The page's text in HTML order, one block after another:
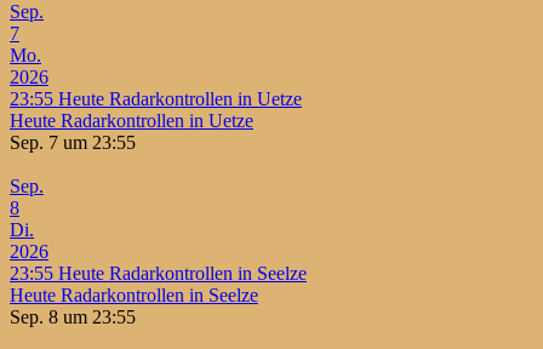
Sep.
7
Mo.
2026
23:55 Heute Radarkontrollen in Uetze
Heute Radarkontrollen in Uetze
Sep. 7 um 23:55
Sep.
8
Di.
2026
23:55 Heute Radarkontrollen in Seelze
Heute Radarkontrollen in Seelze
Sep. 8 um 23:55